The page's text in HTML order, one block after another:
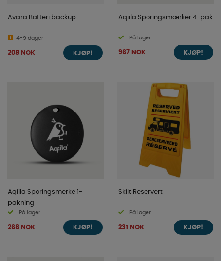
Avara Batteri backup
4-9 dager
208 NOK KJØP!
Aqiila Sporingsmærker 4-pak
På lager
967 NOK KJØP!
Aqiila Sporingsmerke 1-
pakning
På lager
268 NOK KJØP!
Skilt Reservert
På lager
231 NOK KJØP!